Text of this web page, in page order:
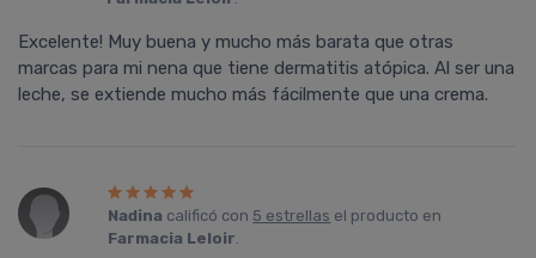
Excelente! Muy buena y mucho más barata que otras
marcas para mi nena que tiene dermatitis atópica. Al ser una
leche, se extiende mucho más fácilmente que una crema.
Nadina calificó con 5 estrellas el producto en
Farmacia Leloir.